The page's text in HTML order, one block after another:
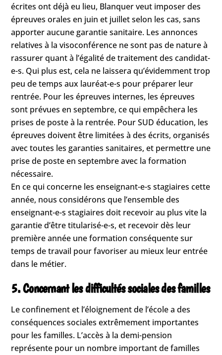
écrites ont déjà eu lieu, Blanquer veut imposer des
épreuves orales en juin et juillet selon les cas, sans
apporter aucune garantie sanitaire. Les annonces
relatives à la visoconférence ne sont pas de nature à
rassurer quant à l’égalité de traitement des candidat-
e-s. Qui plus est, cela ne laissera qu’évidemment trop
peu de temps aux lauréat-e-s pour préparer leur
rentrée. Pour les épreuves internes, les épreuves
sont prévues en septembre, ce qui empêchera les
prises de poste à la rentrée. Pour SUD éducation, les
épreuves doivent être limitées à des écrits, organisés
avec toutes les garanties sanitaires, et permettre une
prise de poste en septembre avec la formation
nécessaire.
En ce qui concerne les enseignant-e-s stagiaires cette
année, nous considérons que l’ensemble des
enseignant-e-s stagiaires doit recevoir au plus vite la
garantie d’être titularisé-e-s, et recevoir dès leur
première année une formation conséquente sur
temps de travail pour favoriser au mieux leur entrée
dans le métier.
5. Concernant les difficultés sociales des familles
Le confinement et l’éloignement de l’école a des
conséquences sociales extrêmement importantes
pour les familles. L’accès à la demi-pension
représente pour un nombre important de familles